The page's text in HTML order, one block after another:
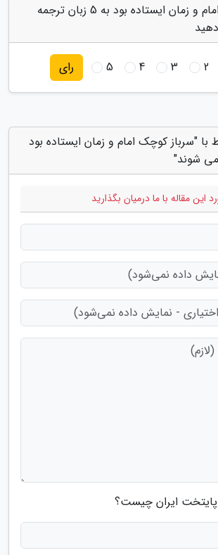
به "سرباز کوچک امام و زمان ایستاده بود به 5 زبان ترجمه
2
3
4
5 رای
با "سرباز کوچک امام و زمان ایستاده بود
این مقاله با ما درمیان بگذارید
پایتخت ایران چیست؟